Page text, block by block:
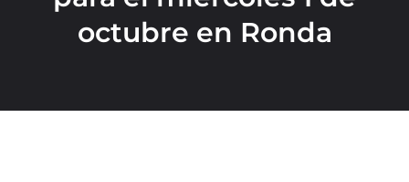
octubre en Ronda